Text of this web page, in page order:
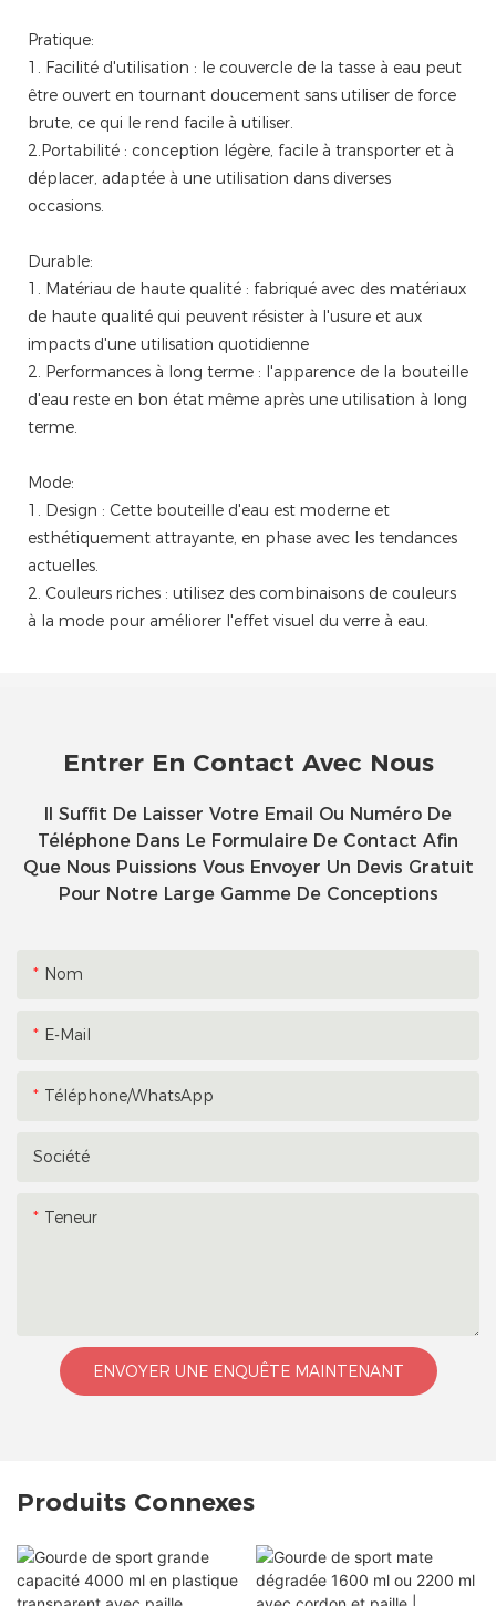
Pratique:
1. Facilité d'utilisation : le couvercle de la tasse à eau peut
être ouvert en tournant doucement sans utiliser de force
brute, ce qui le rend facile à utiliser.
2.Portabilité : conception légère, facile à transporter et à
déplacer, adaptée à une utilisation dans diverses
occasions.
Durable:
1. Matériau de haute qualité : fabriqué avec des matériaux
de haute qualité qui peuvent résister à l'usure et aux
impacts d'une utilisation quotidienne
2. Performances à long terme : l'apparence de la bouteille
d'eau reste en bon état même après une utilisation à long
terme.
Mode:
1. Design : Cette bouteille d'eau est moderne et
esthétiquement attrayante, en phase avec les tendances
actuelles.
2. Couleurs riches : utilisez des combinaisons de couleurs
à la mode pour améliorer l'effet visuel du verre à eau.
Entrer En Contact Avec Nous
Il Suffit De Laisser Votre Email Ou Numéro De
Téléphone Dans Le Formulaire De Contact Afin
Que Nous Puissions Vous Envoyer Un Devis Gratuit
Pour Notre Large Gamme De Conceptions
Nom
E-Mail
Téléphone/WhatsApp
Société
Teneur
ENVOYER UNE ENQUÊTE MAINTENANT
Produits Connexes